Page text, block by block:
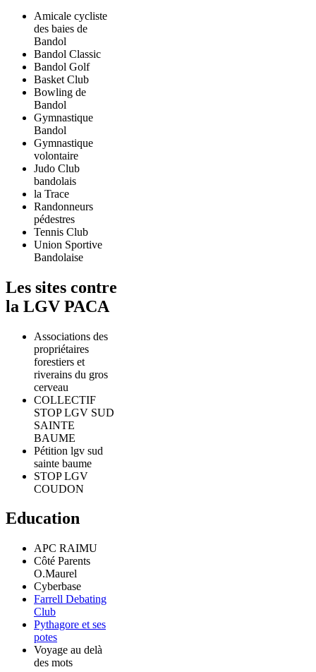
Amicale cycliste
des baies de
Bandol
Bandol Classic
Bandol Golf
Basket Club
Bowling de
Bandol
Gymnastique
Bandol
Gymnastique
volontaire
Judo Club
bandolais
la Trace
Randonneurs
pédestres
Tennis Club
Union Sportive
Bandolaise
Les sites contre
la LGV PACA
Associations des
propriétaires
forestiers et
riverains du gros
cerveau
COLLECTIF
STOP LGV SUD
SAINTE
BAUME
Pétition lgv sud
sainte baume
STOP LGV
COUDON
Education
APC RAIMU
Côté Parents
O.Maurel
Cyberbase
Farrell Debating
Club
Pythagore et ses
potes
Voyage au delà
des mots